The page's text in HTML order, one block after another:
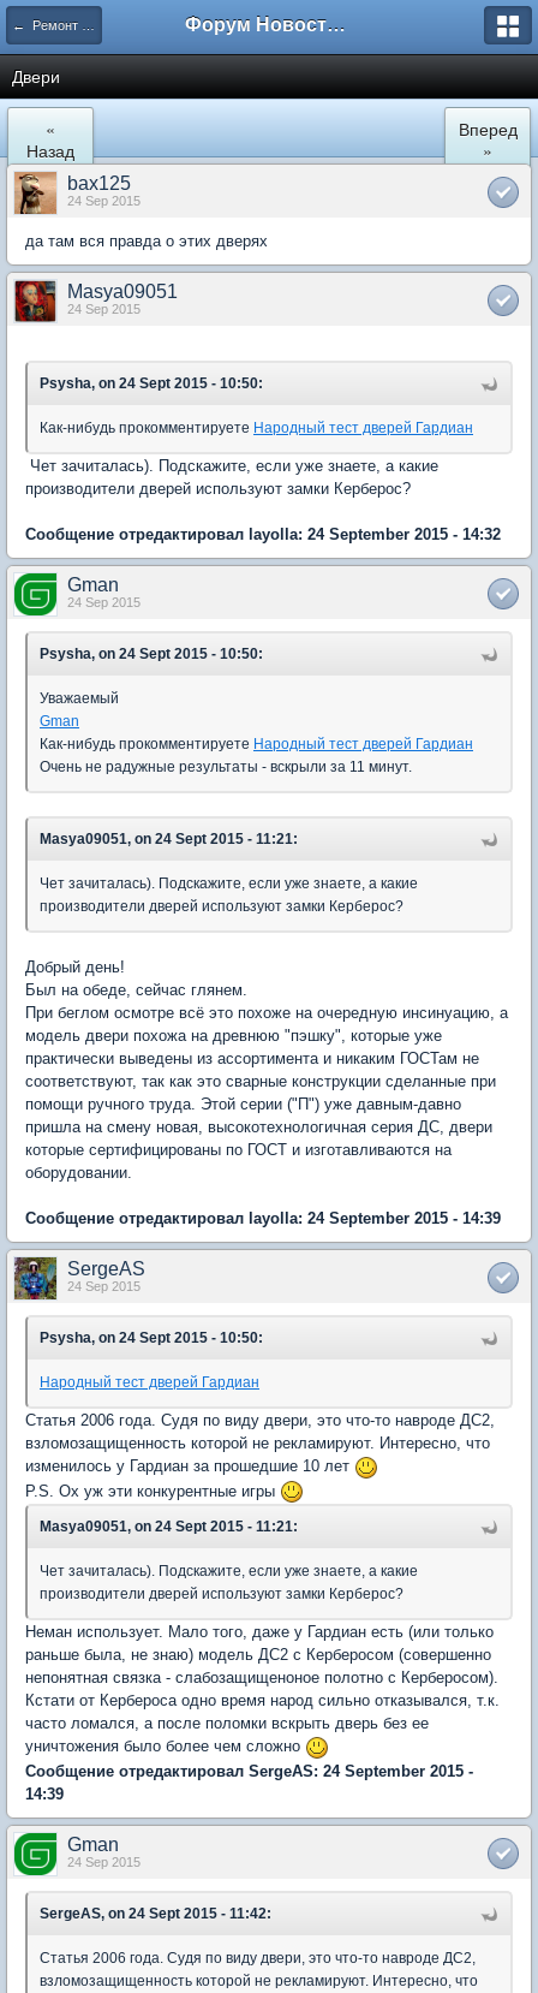
← Ремонт и обустройство Форум Новостройки
Двери
«
Назад
Вперед
»
bax125
24 Sep 2015
да там вся правда о этих дверях
Masya09051
24 Sep 2015
Psysha, on 24 Sept 2015 - 10:50:
Как-нибудь прокомментируете Народный тест дверей Гардиан
Чет зачиталась). Подскажите, если уже знаете, а какие
производители дверей используют замки Керберос?
Сообщение отредактировал layolla: 24 September 2015 - 14:32
Gman
24 Sep 2015
Psysha, on 24 Sept 2015 - 10:50:
Уважаемый
Gman
Как-нибудь прокомментируете Народный тест дверей Гардиан
Очень не радужные результаты - вскрыли за 11 минут.
Masya09051, on 24 Sept 2015 - 11:21:
Чет зачиталась). Подскажите, если уже знаете, а какие
производители дверей используют замки Керберос?
Добрый день!
Был на обеде, сейчас глянем.
При беглом осмотре всё это похоже на очередную инсинуацию, а
модель двери похожа на древнюю "пэшку", которые уже
практически выведены из ассортимента и никаким ГОСТам не
соответствуют, так как это сварные конструкции сделанные при
помощи ручного труда. Этой серии ("П") уже давным-давно
пришла на смену новая, высокотехнологичная серия ДС, двери
которые сертифицированы по ГОСТ и изготавливаются на
оборудовании.
Сообщение отредактировал layolla: 24 September 2015 - 14:39
SergeAS
24 Sep 2015
Psysha, on 24 Sept 2015 - 10:50:
Народный тест дверей Гардиан
Статья 2006 года. Судя по виду двери, это что-то навроде ДС2,
взломозащищенность которой не рекламируют. Интересно, что
изменилось у Гардиан за прошедшие 10 лет
P.S. Ох уж эти конкурентные игры
Masya09051, on 24 Sept 2015 - 11:21:
Чет зачиталась). Подскажите, если уже знаете, а какие
производители дверей используют замки Керберос?
Неман использует. Мало того, даже у Гардиан есть (или только
раньше была, не знаю) модель ДС2 с Керберосом (совершенно
непонятная связка - слабозащищеноное полотно с Керберосом).
Кстати от Кербероса одно время народ сильно отказывался, т.к.
часто ломался, а после поломки вскрыть дверь без ее
уничтожения было более чем сложно
Сообщение отредактировал SergeAS: 24 September 2015 -
14:39
Gman
24 Sep 2015
SergeAS, on 24 Sept 2015 - 11:42:
Статья 2006 года. Судя по виду двери, это что-то навроде ДС2,
взломозащищенность которой не рекламируют. Интересно, что